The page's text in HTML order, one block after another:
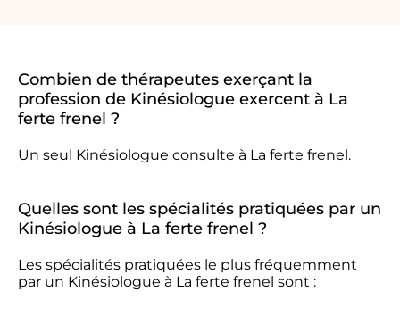
Combien de thérapeutes exerçant la
profession de Kinésiologue exercent à La
ferte frenel ?
Un seul Kinésiologue consulte à La ferte frenel.
Quelles sont les spécialités pratiquées par un
Kinésiologue à La ferte frenel ?
Les spécialités pratiquées le plus fréquemment
par un Kinésiologue à La ferte frenel sont :